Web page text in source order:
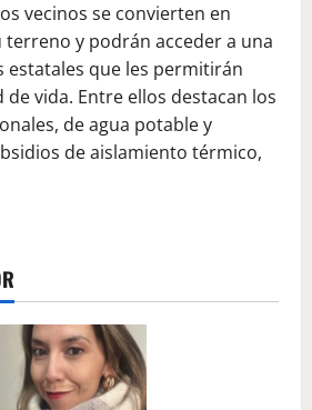
vecinos se convierten en
y podrán acceder a una
estatales que les permitirán
vida. Entre ellos destacan los
de agua potable y
de aislamiento térmico,